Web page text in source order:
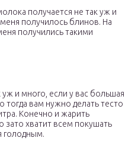
получается не так уж и
получилось блинов. На
получились такими
и много, если у вас большая
тогда вам нужно делать тесто
Конечно и жарить
зато хватит всем покушать
голодным.